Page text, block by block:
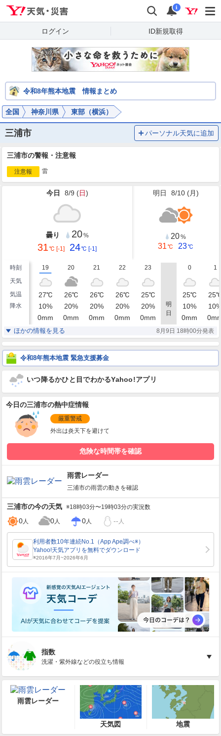
検索 通知
i
ログイン ID新規取得
令和8年熊本地震 情報まとめ
全国 神奈川県 東部（横浜）
三浦市 パーソナル天気に追加
三浦市の警報・注意報
注意報 雷
今日 8/9 (日)
曇り 20%
31 ℃ [-1] 24℃ [-1]
明日 8/10 (月)
20%
31 ℃ 23℃
時刻 19 20 21 22 23
明
日
0
1
天気
気温
27℃ 26℃ 26℃ 26℃ 25℃ 25℃ 25
降水 10% 20% 20% 20% 20% 10% 10
0mm 0mm 0mm 0mm 0mm 0mm 0
湿度 81 % 85% 85
風
南
2m/s
南南東
2m/s
東南東
1m/s
東北東
2m/s
北東
2m/s
北東
3m/s
北東
3m/
ほかの情報を見る 8月9日 18時00分発表
令和8年熊本地震 緊急支援募金
いつ降るかひと目でわかるYahoo!アプリ
今日の三浦市の熱中症情報
厳重警戒
外出は炎天下を避けて
危険な時間帯を確認
雨雲レーダー
三浦市の雨雲の動きを確認
三浦市の今の天気 ※18時03分〜19時03分の実況数
0人 0人 0人 -- 人
指数
洗濯・紫外線などの役立ち情報
雨雲レーダー
天気図 地震